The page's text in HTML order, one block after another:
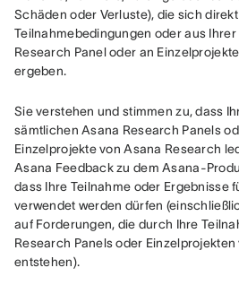
Schäden oder Verluste), die sich
Teilnahmebedingungen oder aus
Research Panel oder an
ergeben.
Sie verstehen und stimmen zu, dass
sämtlichen Asana Research Panels
Einzelprojekte von Asana Research
Asana Feedback zu dem Asana-
dass Ihre Teilnahme oder Ergebnisse
verwendet werden dürfen
auf Forderungen, die durch Ihre
Research Panels oder
entstehen).